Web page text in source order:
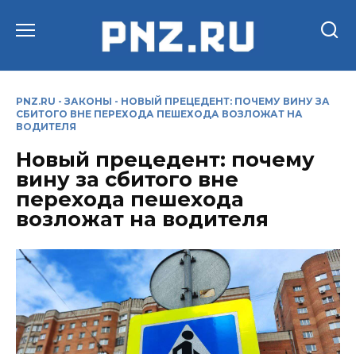
PNZ.RU - ЗАКОНЫ - НОВЫЙ ПРЕЦЕДЕНТ: ПОЧЕМУ ВИНУ ЗА
СБИТОГО ВНЕ ПЕРЕХОДА ПЕШЕХОДА ВОЗЛОЖАТ НА
ВОДИТЕЛЯ
Новый прецедент: почему
вину за сбитого вне
перехода пешехода
возложат на водителя